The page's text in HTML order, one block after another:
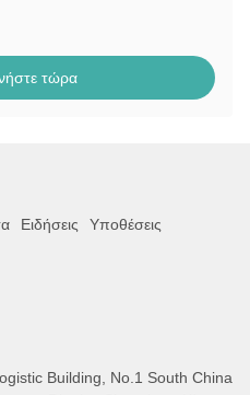
τώρα
Ειδήσεις
Υποθέσεις
Building, Νο.1 South China